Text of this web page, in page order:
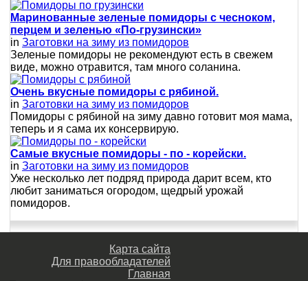
Маринованные зеленые помидоры с чесноком,
перцем и зеленью «По-грузински»
in Заготовки на зиму из помидоров
Зеленые помидоры не рекомендуют есть в свежем
виде, можно отравится, там много соланина.
Очень вкусные помидоры с рябиной.
in Заготовки на зиму из помидоров
Помидоры с рябиной на зиму давно готовит моя мама,
теперь и я сама их консервирую.
Самые вкусные помидоры - по - корейски.
in Заготовки на зиму из помидоров
Уже несколько лет подряд природа дарит всем, кто
любит заниматься огородом, щедрый урожай
помидоров.
Карта сайта
Для правообладателей
Главная